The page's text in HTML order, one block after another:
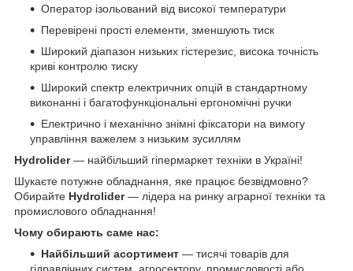
Оператор ізольований від високої температури
Перевірені прості елементи, зменшують тиск
Широкий діапазон низьких гістерезис, висока точність
криві контролю тиску
Широкий спектр електричних опцій в стандартному
виконанні і багатофункціональні ергономічні ручки
Електрично і механічно знімні фіксатори на вимогу
управління важелем з низьким зусиллям
Hydrolider— найбільший гіпермаркет техніки в Україні!
Шукаєте потужне обладнання, яке працює безвідмовно?
Обирайте Hydrolider— лідера на ринку аграрної техніки та
промислового обладнання!
Чому обирають саме нас:
Найбільший асортимент — тисячі товарів для
гідравлічних систем, агросектору, промисловості або